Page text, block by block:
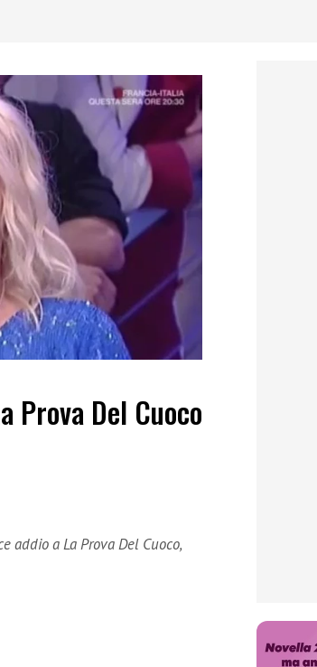
Prova Del Cuoco
addio a La Prova Del Cuoco,